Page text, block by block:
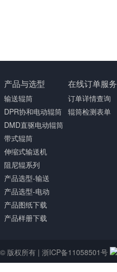
产品与选型
输送辊筒
DPR协和电动辊筒
DMD直驱电动辊筒
带式辊筒
伸缩式输送机
阻尼辊系列
产品选型-输送
产品选型-电动
产品图纸下载
产品样册下载
在线订单服务
订单详情查询
辊筒检测表单
© 版权所有 | 浙ICP备11058501号